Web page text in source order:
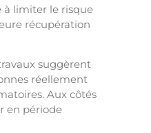
à limiter le risque
récupération
suggèrent
réellement
Aux côtés
en période